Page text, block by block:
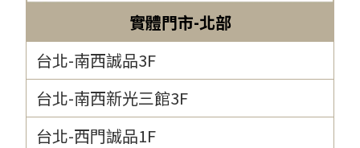
實體門市-北部
台北-南西誠品3F
台北-南西新光三館3F
台北-西門誠品1F